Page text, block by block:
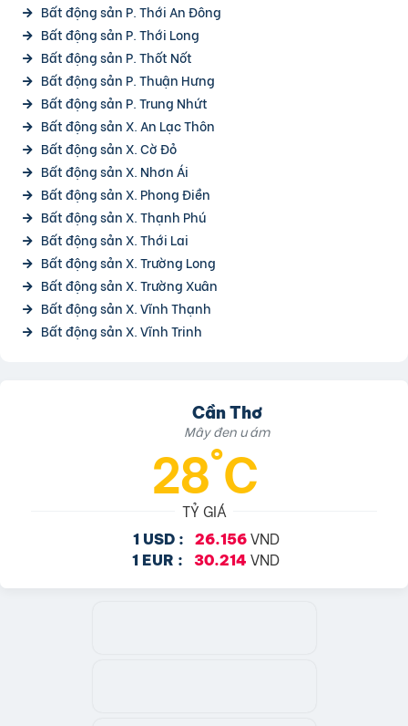
Bất động sản P. Thới An Đông
Bất động sản P. Thới Long
Bất động sản P. Thốt Nốt
Bất động sản P. Thuận Hưng
Bất động sản P. Trung Nhứt
Bất động sản X. An Lạc Thôn
Bất động sản X. Cờ Đỏ
Bất động sản X. Nhơn Ái
Bất động sản X. Phong Điền
Bất động sản X. Thạnh Phú
Bất động sản X. Thới Lai
Bất động sản X. Trường Long
Bất động sản X. Trường Xuân
Bất động sản X. Vĩnh Thạnh
Bất động sản X. Vĩnh Trinh
Cần Thơ
Mây đen u ám
28°C
TỶ GIÁ
1 USD : 26.156VND
1 EUR : 30.214 VND